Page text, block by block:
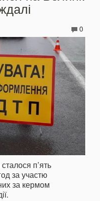
0
п’ять
за участю
за кермом